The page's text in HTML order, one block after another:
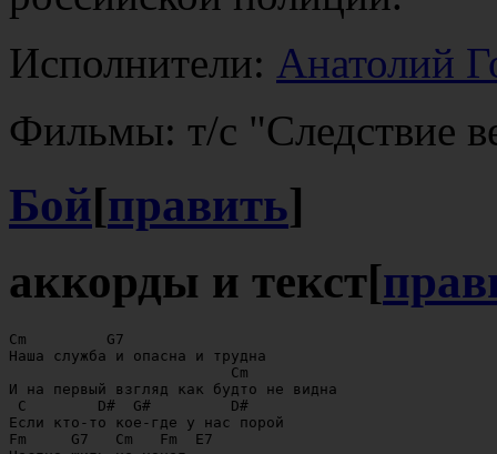
Исполнители: Анатолий
Фильмы: т/с "Следствие
Бой[править]
аккорды и текст[
Cm         G7
Наша служба и опасна и трудна
                         Cm
И на первый взгляд как будто не видна
C        D#  G#         D#
Если кто-то кое-где у нас порой
Fm     G7   Cm   Fm  E7